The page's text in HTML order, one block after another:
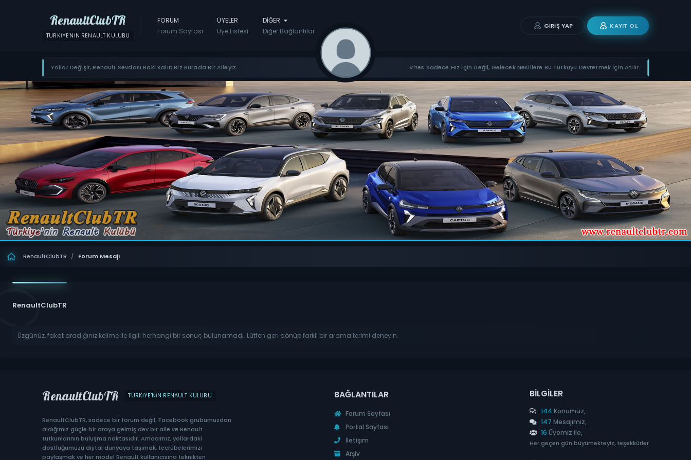
RenaultClubTR
TÜRKIYE'NIN RENAULT KULÜBÜ
FORUM
Forum Sayfası
ÜYELER
Üye Listesi
DIĞER
Diğer Bağlantılar
GIRIŞ YAP KAYIT OL
Yollar Değişir, Renault Sevdası Baki Kalır; Biz Burada Bir Aileyiz. Vites Sadece Hız İçin Değil, Gelecek Nesillere Bu Tutkuyu Devretmek İçin Atılır.
RenaultClubTR / Forum Mesajı
RenaultClubTR
Üzgünüz, fakat aradığınız kelime ile ilgili herhangi bir sonuç bulunamadı. Lütfen geri dönüp farklı bir arama terimi deneyin.
RenaultClubTR TÜRKIYE'NIN RENAULT KULÜBÜ
RenaultClubTR, sadece bir forum değil; Facebook grubumuzdan
aldığımız güçle bir araya gelmiş dev bir aile ve Renault
tutkunlarının buluşma noktasıdır. Amacımız, yollardaki
dostluğumuzu dijital dünyaya taşımak, tecrübelerimizi
paylaşmak ve her model Renault kullanıcısına teknikten
BAĞLANTILAR
Forum Sayfası
Portal Sayfası
İletişim
Arşiv
BILGILER
144 Konumuz,
147 Mesajımız,
16 Üyemiz ile,
Her geçen gün büyümekteyiz, teşekkürler